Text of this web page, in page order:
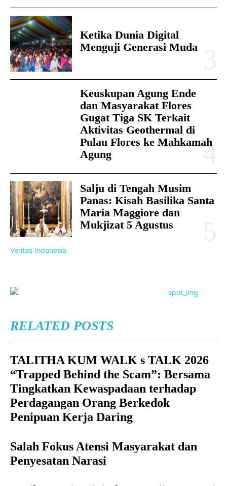
Ketika Dunia Digital
Menguji Generasi Muda
Keuskupan Agung Ende
dan Masyarakat Flores
Gugat Tiga SK Terkait
Aktivitas Geothermal di
Pulau Flores ke Mahkamah
Agung
Salju di Tengah Musim
Panas: Kisah Basilika Santa
Maria Maggiore dan
Mukjizat 5 Agustus
Veritas Indonesia
RELATED POSTS
TALITHA KUM WALK s TALK 2026
“Trapped Behind the Scam”: Bersama
Tingkatkan Kewaspadaan terhadap
Perdagangan Orang Berkedok
Penipuan Kerja Daring
Salah Fokus Atensi Masyarakat dan
Penyesatan Narasi